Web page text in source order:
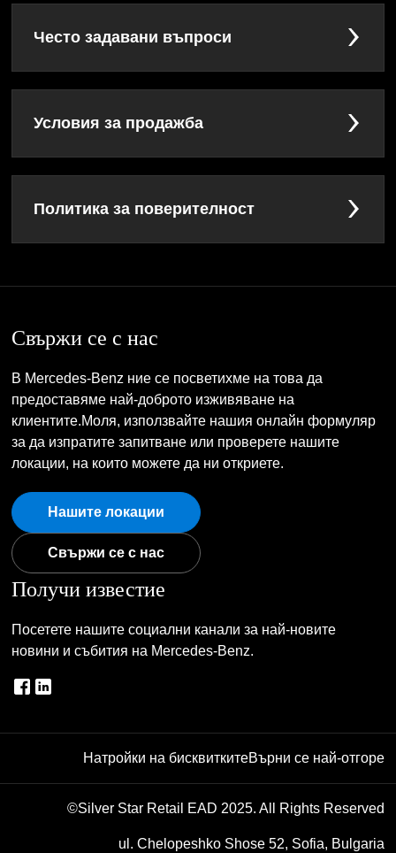
Често задавани въпроси
Условия за продажба
Политика за поверителност
Свържи се с нас
В Mercedes-Benz ние се посветихме на това да
предоставяме най-доброто изживяване на
клиентите.Моля, използвайте нашия онлайн формуляр
за да изпратите запитване или проверете нашите
локации, на които можете да ни откриете.
Нашите локации
Свържи се с нас
Получи известие
Посетете нашите социални канали за най-новите
новини и събития на Mercedes-Benz.
Натройки на бисквиткитеВърни се най-отгоре
©Silver Star Retail EAD 2025. All Rights Reserved
ul. Chelopeshko Shose 52, Sofia, Bulgaria